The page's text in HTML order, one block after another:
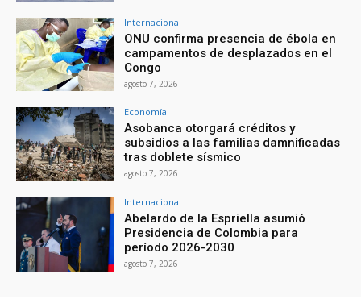
Internacional
ONU confirma presencia de ébola en
campamentos de desplazados en el
Congo
agosto 7, 2026
Economía
Asobanca otorgará créditos y
subsidios a las familias damnificadas
tras doblete sísmico
agosto 7, 2026
Internacional
Abelardo de la Espriella asumió
Presidencia de Colombia para
período 2026-2030
agosto 7, 2026